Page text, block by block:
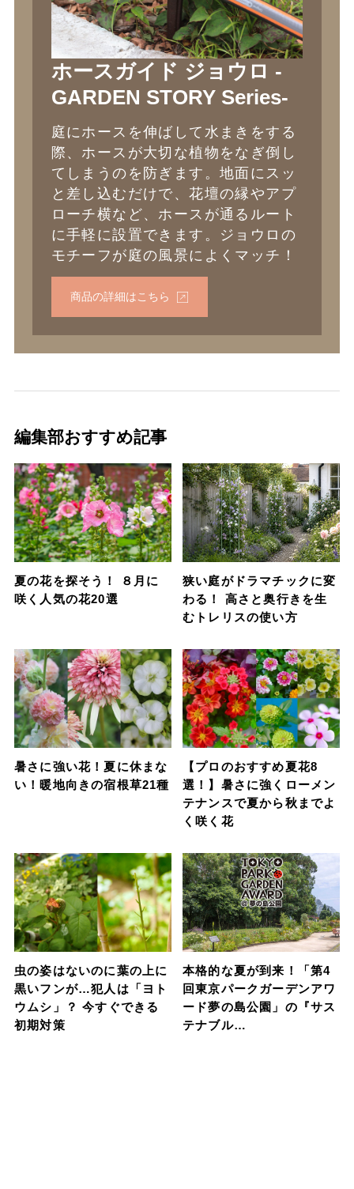
ホースガイド ジョウロ -
GARDEN STORY Series-
庭にホースを伸ばして水まきをする
際、ホースが大切な植物をなぎ倒し
てしまうのを防ぎます。地面にスッ
と差し込むだけで、花壇の縁やアプ
ローチ横など、ホースが通るルート
に手軽に設置できます。ジョウロの
モチーフが庭の風景によくマッチ！
商品の詳細はこちら
編集部おすすめ記事
夏の花を探そう！ ８月に
咲く人気の花20選
狭い庭がドラマチックに変
わる！ 高さと奥行きを生
むトレリスの使い方
暑さに強い花！夏に休まな
い！暖地向きの宿根草21種
【プロのおすすめ夏花8
選！】暑さに強くローメン
テナンスで夏から秋までよ
く咲く花
虫の姿はないのに葉の上に
黒いフンが…犯人は「ヨト
ウムシ」？ 今すぐできる
初期対策
本格的な夏が到来！「第4
回東京パークガーデンアワ
ード夢の島公園」の『サス
テナブル…